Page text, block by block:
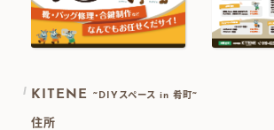
KITENE ~DIYスペース in 肴町~
住所